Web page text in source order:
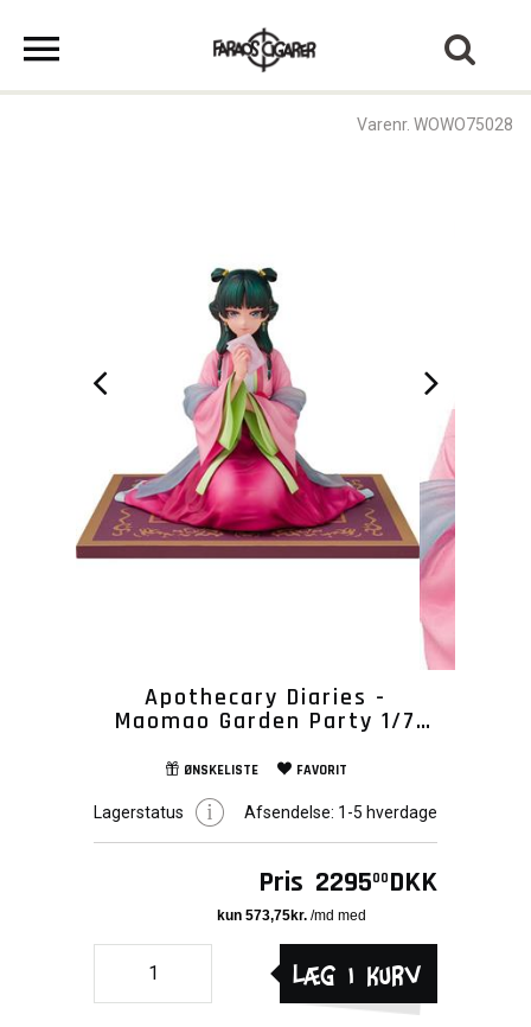
Varenr. WOWO75028
Apothecary Diaries -
Maomao Garden Party 1/7
ØNSKELISTE FAVORIT
Lagerstatus Afsendelse: 1-5 hverdage
Pris 229500 DKK
Læg i kurv